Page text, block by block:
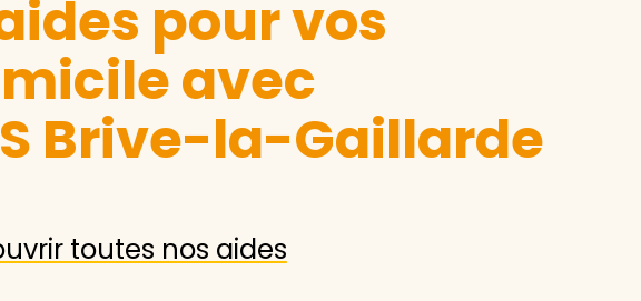
pour vos
avec
Brive-la-Gaillarde
toutes nos aides